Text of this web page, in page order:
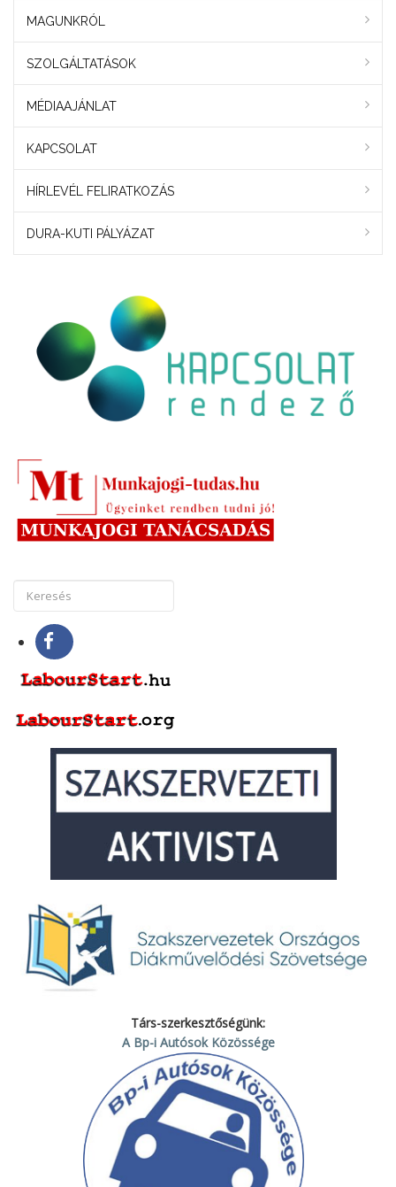
MAGUNKRÓL
SZOLGÁLTATÁSOK
MÉDIAAJÁNLAT
KAPCSOLAT
HÍRLEVÉL FELIRATKOZÁS
DURA-KUTI PÁLYÁZAT
Társ-szerkesztőségünk:
A Bp-i Autósok Közössége